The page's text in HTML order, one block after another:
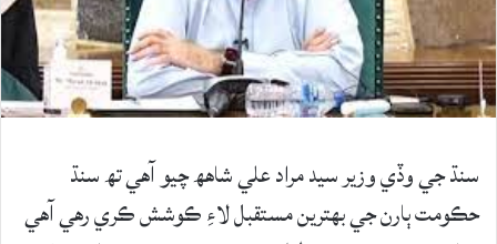
سنڌ جي وڏي وزير سيد مراد علي شاھھ چيو آھي تھ سنڌ
حڪومت ٻارن جي بھترين مستقبل لاءِ ڪوشش ڪري رھي آھي